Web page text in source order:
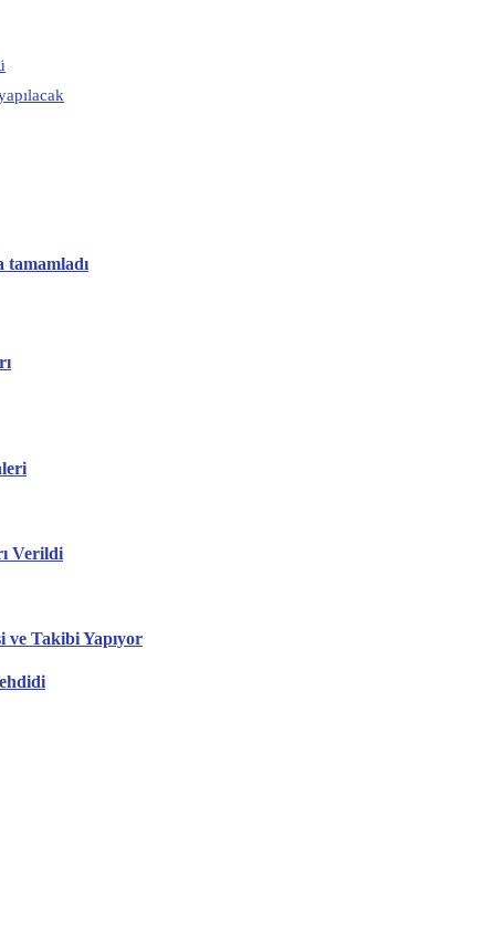
tamamladı
Verildi
ve Takibi Yapıyor